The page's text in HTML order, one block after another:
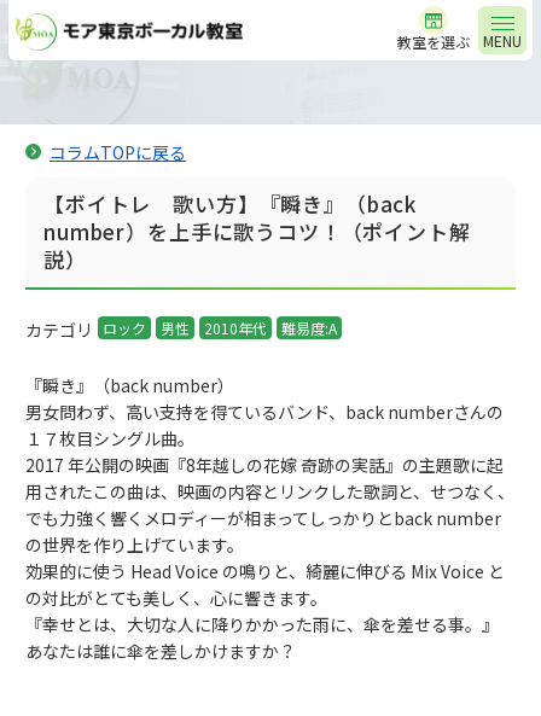
MENU
教室を選ぶ
コラムTOPに戻る
【ボイトレ 歌い方】『瞬き』（back
number）を上手に歌うコツ！（ポイント解
説）
カテゴリ ロック 男性 2010年代 難易度:A
『瞬き』（back number）
男女問わず、高い支持を得ているバンド、back numberさんの
１７枚目シングル曲。
2017 年公開の映画『8年越しの花嫁 奇跡の実話』の主題歌に起
用されたこの曲は、映画の内容とリンクした歌詞と、せつなく、
でも力強く響くメロディーが相まってしっかりとback number
の世界を作り上げています。
効果的に使う Head Voice の鳴りと、綺麗に伸びる Mix Voice と
の対比がとても美しく、心に響きます。
『幸せとは、大切な人に降りかかった雨に、傘を差せる事。』
あなたは誰に傘を差しかけますか？